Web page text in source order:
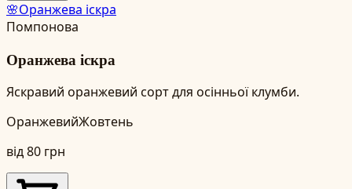
🌸Оранжева іскра
Помпонова
Оранжева іскра
Яскравий оранжевий сорт для осінньої клумби.
ОранжевийЖовтень
від80 грн